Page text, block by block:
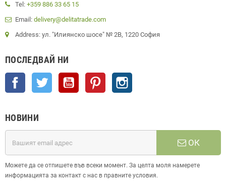
Tel: +359 886 33 65 15
Email: delivery@delitatrade.com
Address: ул. "Илиянско шосе" № 2В, 1220 София
ПОСЛЕДВАЙ НИ
Facebook Twitter YouTube Pinterest
НОВИНИ
ОК
Можете да се отпишете във всеки момент. За целта моля намерете
информацията за контакт с нас в правните условия.